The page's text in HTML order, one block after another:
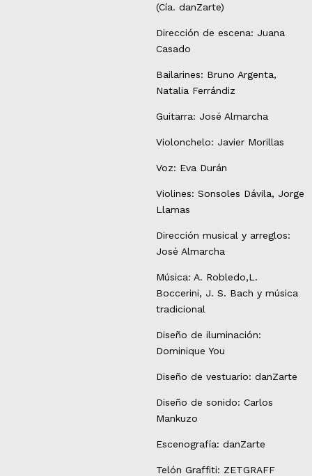
(Cía. danZarte)
Dirección de escena: Juana
Casado
Bailarines: Bruno Argenta,
Natalia Ferrándiz
Guitarra: José Almarcha
Violonchelo: Javier Morillas
Voz: Eva Durán
Violines: Sonsoles Dávila, Jorge
Llamas
Dirección musical y arreglos:
José Almarcha
Música: A. Robledo,L.
Boccerini, J. S. Bach y música
tradicional
Diseño de iluminación:
Dominique You
Diseño de vestuario: danZarte
Diseño de sonido: Carlos
Mankuzo
Escenografía: danZarte
Telón Graffiti: ZETGRAFF